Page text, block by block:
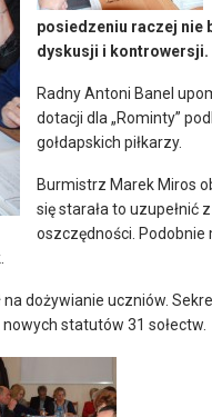
posiedzeniu raczej nie
dyskusji i kontrowersji.
Radny Antoni Banel
dotacji dla „Rominty”
gołdapskich piłkarzy.
Burmistrz Marek Miros
się starała to uzupełnić
oszczędności.
dożywianie uczniów.
statutów 31 sołectw.